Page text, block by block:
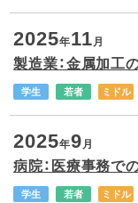
2025年11月
製造業：金属加工
学生 若者 ミドル
2025年9月
病院：医療事務で
学生 若者 ミドル